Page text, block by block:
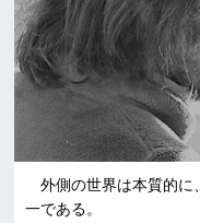
外側の世界は本質的に
一である。